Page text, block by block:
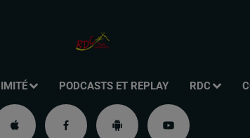
PODCASTS ET REPLAY RDC